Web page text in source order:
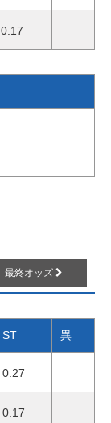
0.17
最終オッズ
ST 異
0.27
0.17